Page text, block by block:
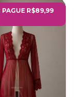
PAGUE R$89,99